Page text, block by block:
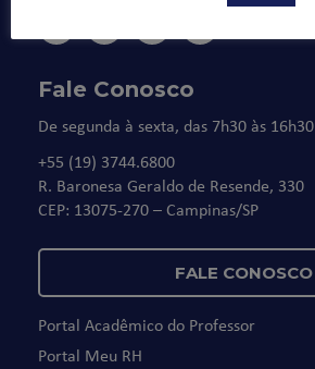
Fale Conosco
De segunda à sexta, das 7h30 às 16h30
+55 (19) 3744.6800
R. Baronesa Geraldo de Resende, 330
CEP: 13075-270 – Campinas/SP
FALE CONOSCO
Portal Acadêmico do Professor
Portal Meu RH